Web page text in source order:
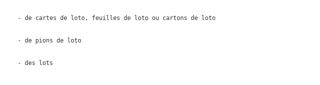
- de cartes de loto, feuilles de loto ou cartons de loto
- de pions de loto
- des lots